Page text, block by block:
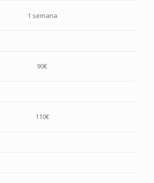
1 semana
90€
110€